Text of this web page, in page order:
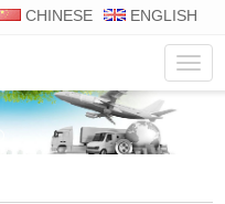
CHINESE ENGLISH
菜
单